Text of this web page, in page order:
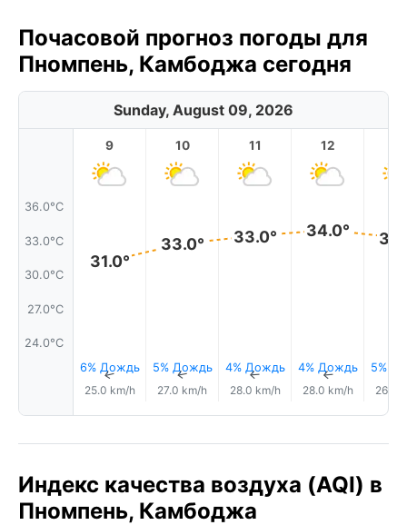
Почасовой прогноз погоды для
Пномпень, Камбоджа сегодня
Sunday, August 09, 2026
36.0°C
33.0°C
30.0°C
27.0°C
24.0°C
9
31.0°
6% Дождь
↑
25.0 km/h
10
33.0°
5% Дождь
↑
27.0 km/h
11
33.0°
4% Дождь
↑
28.0 km/h
12
34.0°
4% Дождь
↑
28.0 km/h
5%
26.0
Индекс качества воздуха (AQI) в
Пномпень, Камбоджа